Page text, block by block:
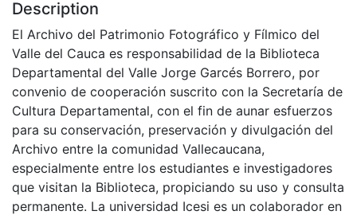
Description
El Archivo del Patrimonio Fotográfico y Fílmico del
Valle del Cauca es responsabilidad de la Biblioteca
Departamental del Valle Jorge Garcés Borrero, por
convenio de cooperación suscrito con la Secretaría de
Cultura Departamental, con el fin de aunar esfuerzos
para su conservación, preservación y divulgación del
Archivo entre la comunidad Vallecaucana,
especialmente entre los estudiantes e investigadores
que visitan la Biblioteca, propiciando su uso y consulta
permanente. La universidad Icesi es un colaborador en